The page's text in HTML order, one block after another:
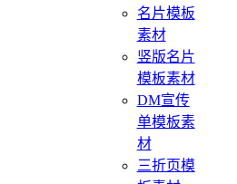
名片模板
素材
竖版名片
模板素材
DM宣传
单模板素
材
三折页模